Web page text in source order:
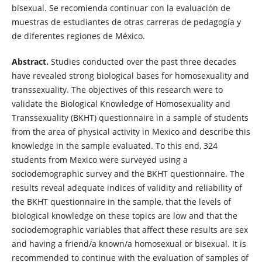
bisexual. Se recomienda continuar con la evaluación de
muestras de estudiantes de otras carreras de pedagogía y
de diferentes regiones de México.
Abstract. Studies conducted over the past three decades
have revealed strong biological bases for homosexuality and
transsexuality. The objectives of this research were to
validate the Biological Knowledge of Homosexuality and
Transsexuality (BKHT) questionnaire in a sample of students
from the area of physical activity in Mexico and describe this
knowledge in the sample evaluated. To this end, 324
students from Mexico were surveyed using a
sociodemographic survey and the BKHT questionnaire. The
results reveal adequate indices of validity and reliability of
the BKHT questionnaire in the sample, that the levels of
biological knowledge on these topics are low and that the
sociodemographic variables that affect these results are sex
and having a friend/a known/a homosexual or bisexual. It is
recommended to continue with the evaluation of samples of